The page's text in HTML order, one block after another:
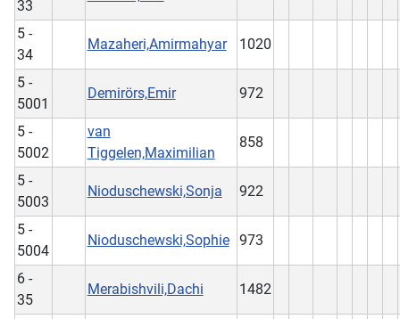
33
5 -
34
Mazaheri,Amirmahyar 1020
5 -
5001
Demirörs,Emir 972
5 -
5002
van
Tiggelen,Maximilian
858
5 -
5003
Nioduschewski,Sonja 922
5 -
5004
Nioduschewski,Sophie 973
6 -
35
Merabishvili,Dachi 1482